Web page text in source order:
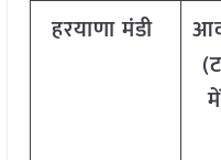
हरयाणा मंडी